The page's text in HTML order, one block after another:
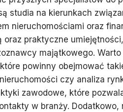
studia na kierunkach
nieruchomościami oraz
oraz praktyczne
majątkowego.
powinny obejmować
czy analiza
zawodowe, które
w branży.